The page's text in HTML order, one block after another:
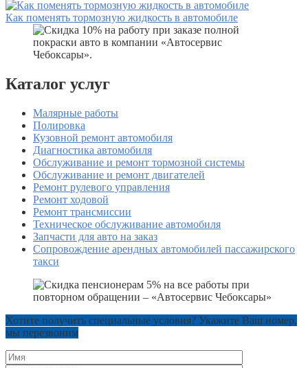
Как поменять тормозную жидкость в автомобиле
Каталог услуг
Малярные работы
Полировка
Кузовной ремонт автомобиля
Диагностика автомобиля
Обслуживание и ремонт тормозной системы
Обслуживание и ремонт двигателей
Ремонт рулевого управления
Ремонт ходовой
Ремонт трансмиссии
Техническое обслуживание автомобиля
Запчасти для авто на заказ
Сопровождение арендных автомобилей пассажирского
такси
Хотите получить специальные условия? Укажите Ваш номер,
мы перезвоним